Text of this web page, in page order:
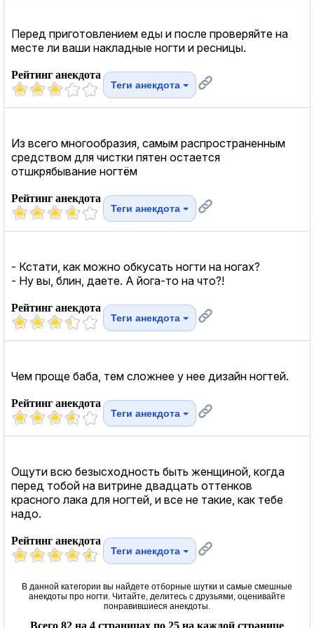
Перед приготовлением еды и после проверяйте на
месте ли ваши накладные ногти и ресницы.
Рейтинг анекдота
Теги анекдота
Из всего многообразия, самым распространенным
средством для чистки пятен остается
отшкрябывание ногтём
Рейтинг анекдота
Теги анекдота
- Кстати, как можно обкусать ногти на ногах?
- Ну вы, блин, даете. А йога-то на что?!
Рейтинг анекдота
Теги анекдота
Чем проще баба, тем сложнее у нее дизайн ногтей.
Рейтинг анекдота
Теги анекдота
Ощути всю безысходность быть женщиной, когда
перед тобой на витрине двадцать оттенков
красного лака для ногтей, и все не такие, как тебе
надо.
Рейтинг анекдота
Теги анекдота
В данной категории вы найдете отборные шутки и самые смешные
анекдоты про ногти. Читайте, делитесь с друзьями, оценивайте
понравившиеся анекдоты.
Всего 82 на 4 страницах по 25 на каждой странице